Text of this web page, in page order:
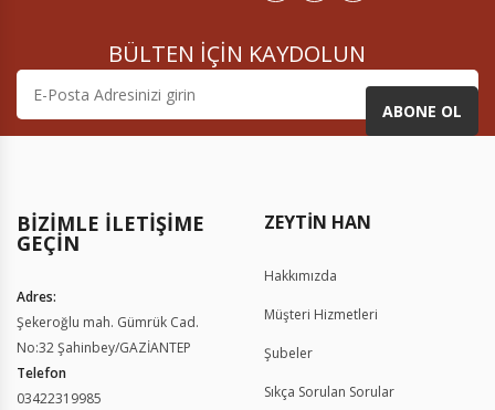
BÜLTEN İÇİN KAYDOLUN
ABONE OL
BIZIMLE İLETIŞIME
GEÇIN
Adres:
Şekeroğlu mah. Gümrük Cad.
No:32 Şahinbey/GAZİANTEP
Telefon
03422319985
Hakkımızda
Müşteri Hizmetleri
Şubeler
Sıkça Sorulan Sorular